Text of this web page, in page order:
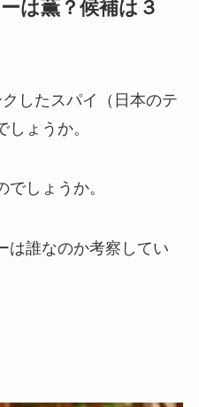
は薫？候補は３
したスパイ（日本のテ
ょうか。
しょうか。
は誰なのか考察してい